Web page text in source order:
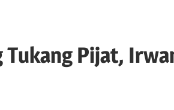
Tukang Pijat,